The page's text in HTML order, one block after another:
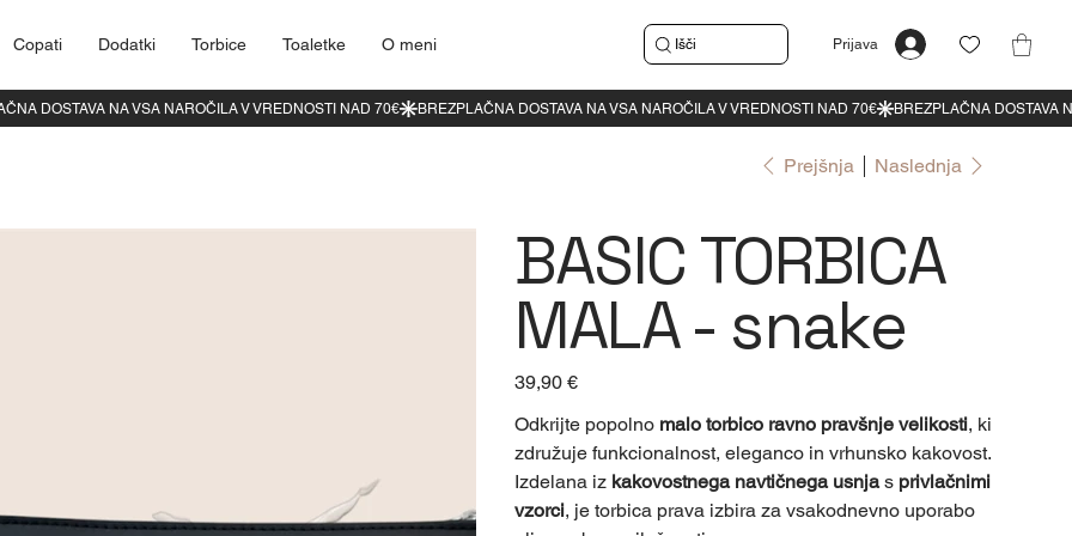
Copati Dodatki Torbice Toaletke O meni Išči Prijava
Prejšnja Naslednja
BASIC TORBICA
MALA - snake
Cena
39,90 €
Odkrijte popolno malo torbico ravno pravšnje velikosti, ki
združuje funkcionalnost, eleganco in vrhunsko kakovost.
Izdelana iz kakovostnega navtičnega usnjas privlačnimi
vzorci, je torbica prava izbira za vsakodnevno uporabo